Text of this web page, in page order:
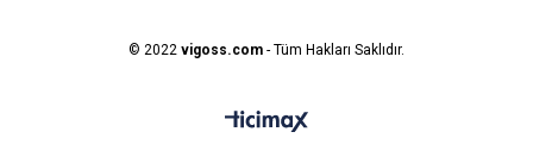
© 2022 vigoss.com - Tüm Hakları Saklıdır.